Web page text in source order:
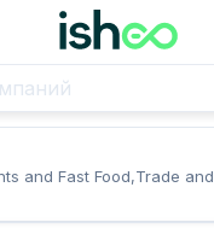
and Fast Food,Trade and